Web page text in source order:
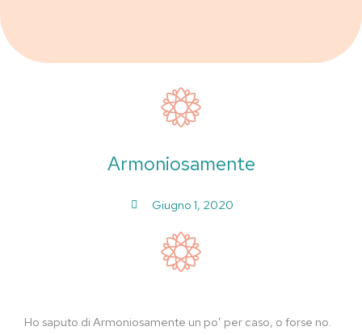
Armoniosamente
Giugno 1, 2020
Ho saputo di Armoniosamente un po’ per caso, o forse no.